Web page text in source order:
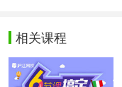
相关课程